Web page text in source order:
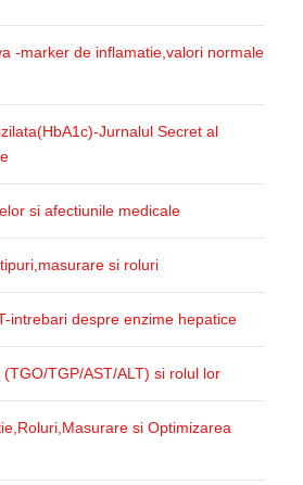
-marker de inflamatie,valori normale
Jurnalul Secret al
si afectiunile medicale
si roluri
intrebari despre enzime hepatice
TGP/AST/ALT) si rolul lor
si Optimizarea